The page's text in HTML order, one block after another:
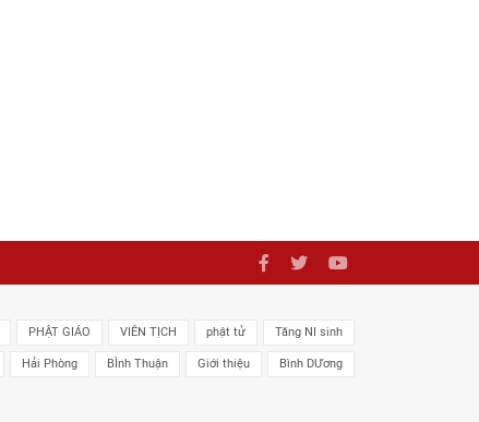
PHẬT GIÁO VIÊN TỊCH phật tử Tăng NI sinh
Hải Phòng BÌnh Thuận Giới thiệu Bình DƯơng